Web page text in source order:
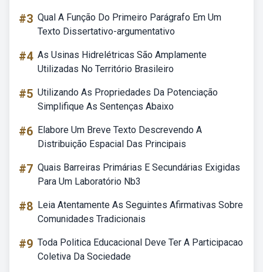
#3 Qual A Função Do Primeiro Parágrafo Em Um
Texto Dissertativo-argumentativo
#4 As Usinas Hidrelétricas São Amplamente
Utilizadas No Território Brasileiro
#5 Utilizando As Propriedades Da Potenciação
Simplifique As Sentenças Abaixo
#6 Elabore Um Breve Texto Descrevendo A
Distribuição Espacial Das Principais
#7 Quais Barreiras Primárias E Secundárias Exigidas
Para Um Laboratório Nb3
#8 Leia Atentamente As Seguintes Afirmativas Sobre
Comunidades Tradicionais
#9 Toda Politica Educacional Deve Ter A Participacao
Coletiva Da Sociedade